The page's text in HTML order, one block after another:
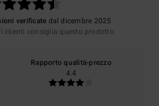
verificate dal dicembre 2025
clienti consiglia questo prodotto
Rapporto qualità-prezzo
4.4